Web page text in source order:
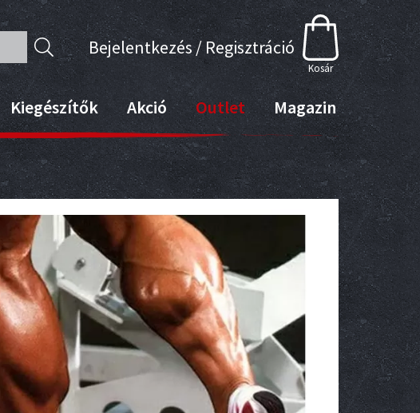
Bejelentkezés / Regisztráció
Kosár
Kiegészítők Akció Outlet Magazin